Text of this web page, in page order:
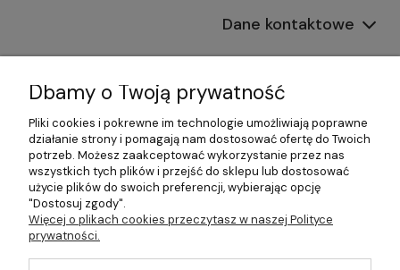
Dane kontaktowe
Informacje
Płatności i dostawa
Pomoc
Moje konto
©2026 Wszelkie Prawa Zastrzeżone | 499.pl - najlepszy sklep z
Dbamy o Twoją prywatność
Pliki cookies i pokrewne im technologie umożliwiają poprawne
działanie strony i pomagają nam dostosować ofertę do Twoich
potrzeb. Możesz zaakceptować wykorzystanie przez nas
wszystkich tych plików i przejść do sklepu lub dostosować
użycie plików do swoich preferencji, wybierając opcję
"Dostosuj zgody".
Więcej o plikach cookies przeczytasz w naszej Polityce
prywatności.